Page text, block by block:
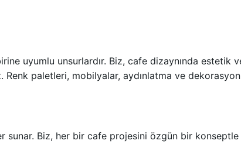
uyumlu unsurlardır. Biz, cafe dizaynında estetik
paletleri, mobilyalar, aydınlatma ve
sunar. Biz, her bir cafe projesini özgün bir